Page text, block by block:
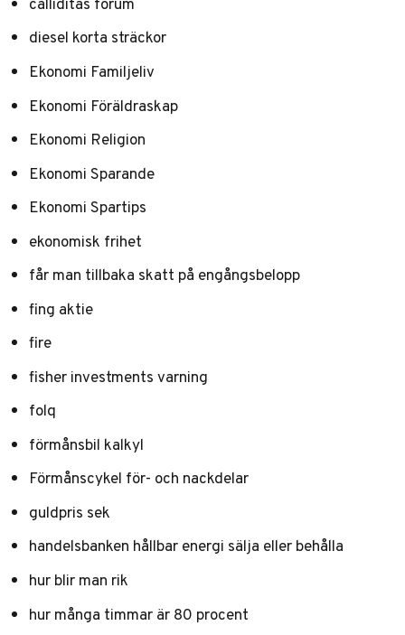
diesel korta sträckor
Ekonomi Familjeliv
Ekonomi Föräldraskap
Ekonomi Religion
Ekonomi Sparande
Ekonomi Spartips
ekonomisk frihet
får man tillbaka skatt på engångsbelopp
fing aktie
fire
fisher investments varning
folq
förmånsbil kalkyl
Förmånscykel för- och nackdelar
guldpris sek
handelsbanken hållbar energi sälja eller behålla
hur blir man rik
hur många timmar är 80 procent